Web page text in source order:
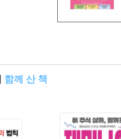
함께 산 책